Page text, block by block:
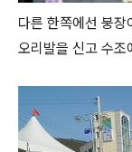
다른 한쪽에선 붕
오리발을 신고 수조